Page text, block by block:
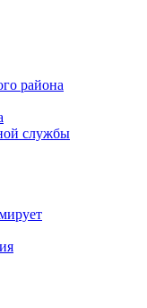
района
службы